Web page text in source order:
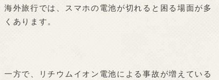
海外旅行では、スマホの電池が切れると困る場面が多
くあります。
一方で、リチウムイオン電池による事故が増えている